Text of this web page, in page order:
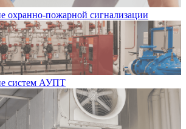
охранно-пожарной сигнализации
систем АУПТ